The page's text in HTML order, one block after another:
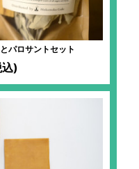
パロサントセット
)